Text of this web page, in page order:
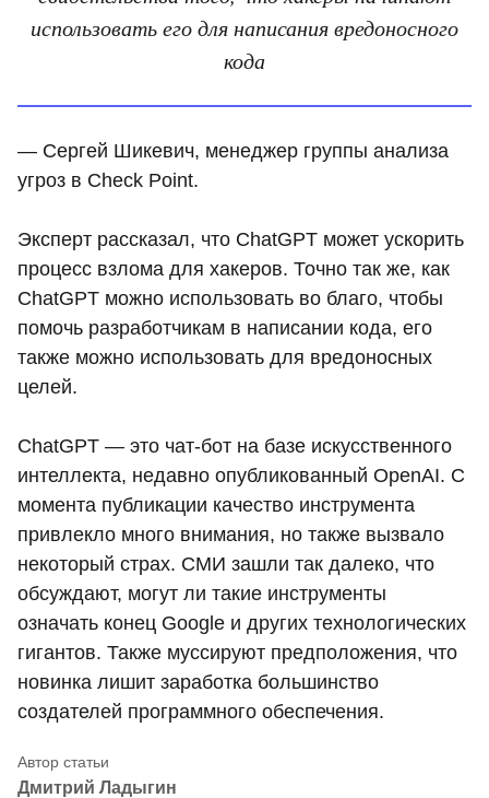
использовать его для написания вредоносного
кода
— Сергей Шикевич, менеджер группы анализа
угроз в Check Point.
Эксперт рассказал, что ChatGPT может ускорить
процесс взлома для хакеров. Точно так же, как
ChatGPT можно использовать во благо, чтобы
помочь разработчикам в написании кода, его
также можно использовать для вредоносных
целей.
ChatGPT — это чат-бот на базе искусственного
интеллекта, недавно опубликованный OpenAI. С
момента публикации качество инструмента
привлекло много внимания, но также вызвало
некоторый страх. СМИ зашли так далеко, что
обсуждают, могут ли такие инструменты
означать конец Google и других технологических
гигантов. Также муссируют предположения, что
новинка лишит заработка большинство
создателей программного обеспечения.
Дмитрий Ладыгин